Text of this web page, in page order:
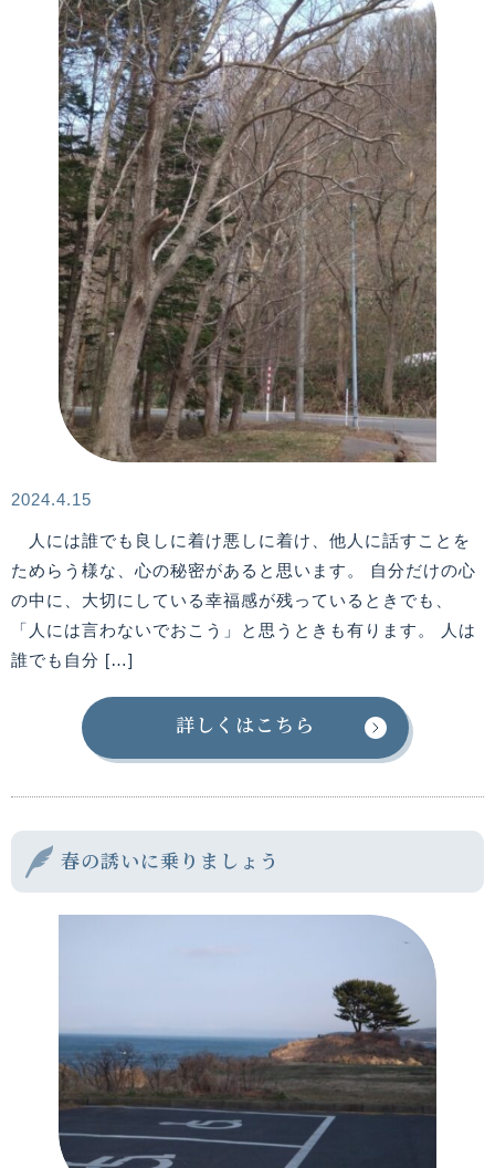
2024.4.15
人には誰でも良しに着け悪しに着け、他人に話すことを
ためらう様な、心の秘密があると思います。 自分だけの心
の中に、大切にしている幸福感が残っているときでも、
「人には言わないでおこう」と思うときも有ります。 人は
誰でも自分 […]
詳しくはこちら
春の誘いに乗りましょう